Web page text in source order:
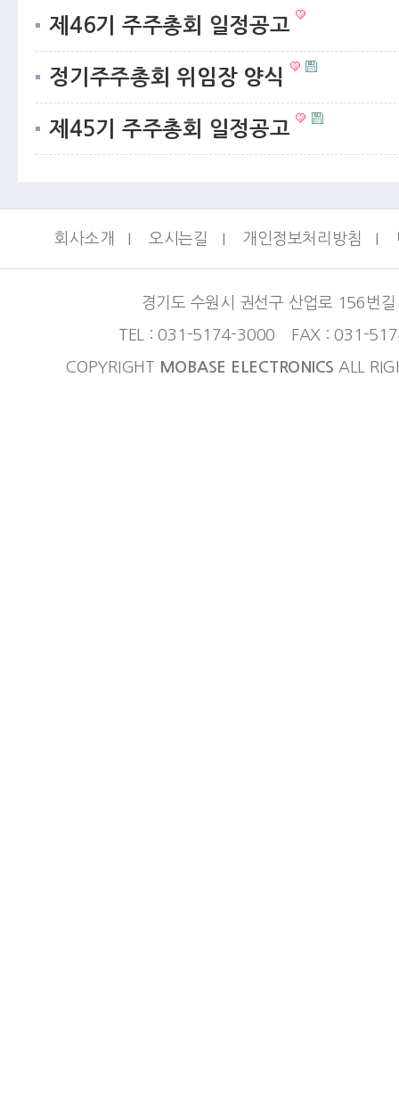
제46기 주주총회 일정공고
정기주주총회 위임장 양식
제45기 주주총회 일정공고
회사소개 I 오시는길 I 개인정보처리방침 I
경기도 수원시 권선구 산업로 156번
TEL : 031-5174-3000 FAX : 031-
COPYRIGHT MOBASE ELECTRONICS ALL